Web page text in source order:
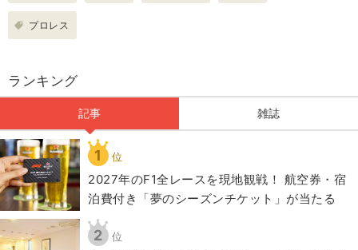
プロレス
ランキング
記事 雑誌
1 位
2027年のF1全レースを現地観戦！ 航空券・宿
泊費付き「夢のシーズンチケット」が当たる
2 位